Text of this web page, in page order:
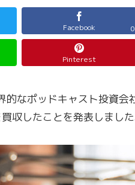
Facebook 0
Pinterest
なポッドキャスト投資会
買収したことを発表しまし